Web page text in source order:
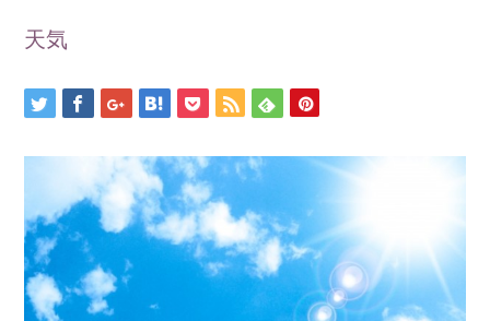
天気